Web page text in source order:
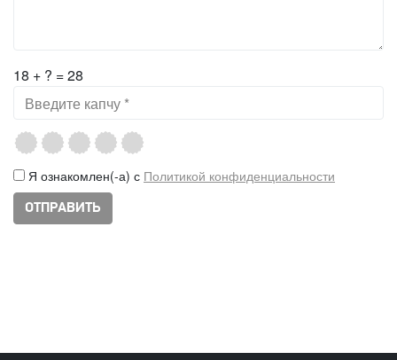
18 + ? = 28
Я ознакомлен(-а) с Политикой конфиденциальности